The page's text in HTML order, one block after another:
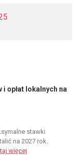
i opłat lokalnych na
stawki
na 2027 rok.
więcej